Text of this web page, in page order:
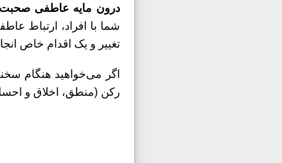
درون مایه عاطفی
شما با افراد، ارتباط
تغییر و یک اقدام خاص
اگر می‌خواهید هنگام
رکن (منطق، اخلاق و